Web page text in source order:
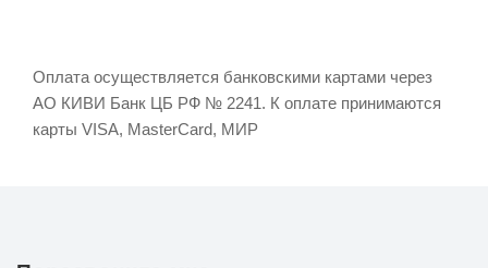
Оплата осуществляется банковскими картами через
АО КИВИ Банк ЦБ РФ № 2241. К оплате принимаются
карты VISA, MasterCard, МИР